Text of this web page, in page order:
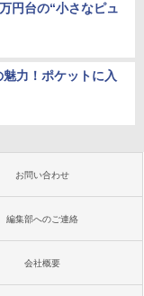
円台の“小さなピュ
力！ポケットに入
お問い合わせ
編集部へのご連絡
会社概要